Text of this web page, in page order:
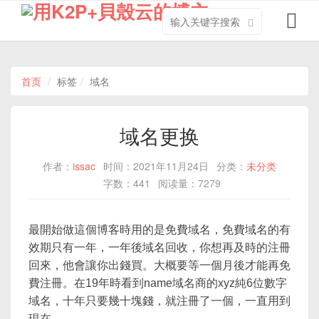
搜
关
航
切
首页
标签 域名
域名更换
作者： issac 时间：2021年11月24日 分类： 未分类
字数：441
阅读量：7279
最開始做這個博客時用的是免費域名，免費域名的有
效期只有一年，一年後域名回收，你想再及時的注冊
回來，他會讓你出錢買。大概要等一個月後才能再免
費注冊。在19年時看到name域名商的xyz純6位數字
域名，十年只要幾十塊錢，就注冊了一個，一直用到